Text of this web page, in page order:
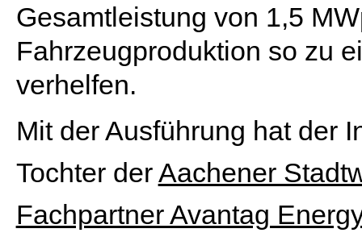
Gesamtleistung von 1,5
Fahrzeugproduktion so zu
verhelfen.
Mit der Ausführung hat der
Tochter derAachener
Fachpartner Avantag